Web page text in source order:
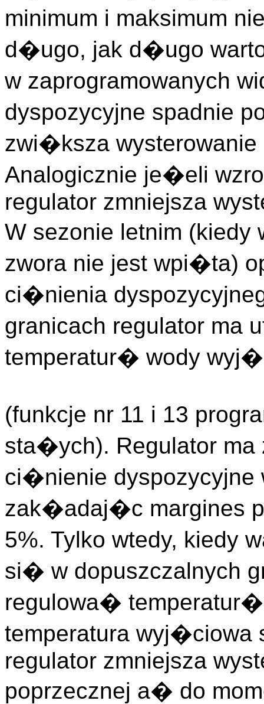
minimum i maksimum
d�ugo, jak d�ugo
w zaprogramowanych
dyspozycyjne spadnie
zwi�ksza wysterowanie
Analogicznie je�eli
regulator zmniejsza
W sezonie letnim
zwora nie jest wpi�ta)
ci�nienia
granicach regulator ma
temperatur� wody
(funkcje nr 11 i 13
sta�ych). Regulator
ci�nienie dyspozycyjne
zak�adaj�c margines
5%. Tylko wtedy,
si� w dopuszczalnych
regulowa�
temperatura wyj�ciowa
regulator zmniejsza
poprzecznej a� do